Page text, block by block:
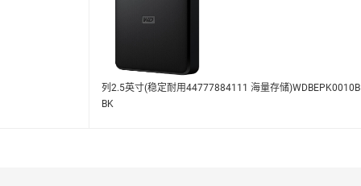
列2.5英寸(稳定耐用44777884111 海量存储)WDBEPK0010B
BK